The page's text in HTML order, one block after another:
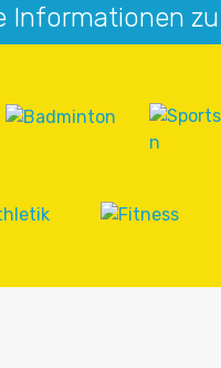
Informationen